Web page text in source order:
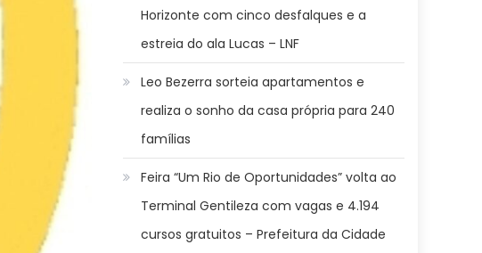
Horizonte com cinco desfalques e a
estreia do ala Lucas – LNF
Leo Bezerra sorteia apartamentos e
realiza o sonho da casa própria para 240
famílias
Feira “Um Rio de Oportunidades” volta ao
Terminal Gentileza com vagas e 4.194
cursos gratuitos – Prefeitura da Cidade